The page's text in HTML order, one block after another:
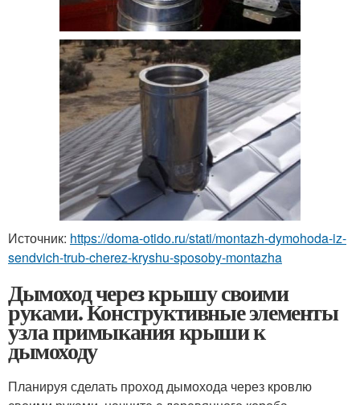
Источник: https://doma-otido.ru/stati/montazh-dymohoda-iz-
sendvich-trub-cherez-kryshu-sposoby-montazha
Дымоход через крышу своими
руками. Конструктивные элементы
узла примыкания крыши к
дымоходу
Планируя сделать проход дымохода через кровлю